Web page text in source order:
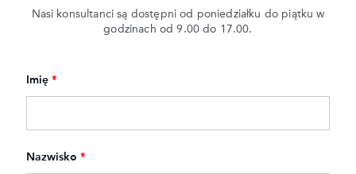
Nasi konsultanci są dostępni od poniedziałku do piątku w
godzinach od 9.00 do 17.00.
Imię *
Nazwisko *